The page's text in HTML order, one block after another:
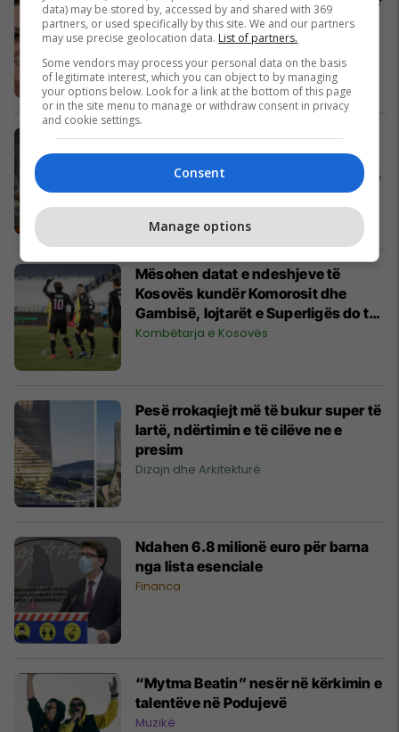
botë
Në Trend
Përveç mungesës së varrezave,
kryeqytetit të Indisë po i mbaron
edhe hapësira për djegien e trupave
Azia
Mësohen datat e ndeshjeve të
Kosovës kundër Komorosit dhe
Gambisë, lojtarët e Superligës do të
luajnë në këto përballje
Kombëtarja e Kosovës
Pesë rrokaqiejt më të bukur super të
lartë, ndërtimin e të cilëve ne e
presim
Dizajn dhe Arkitekturë
Ndahen 6.8 milionë euro për barna
nga lista esenciale
Financa
“Mytma Beatin” nesër në kërkimin e
talentëve në Podujevë
Muzikë
data) may be stored by, accessed by and shared with 369
partners, or used specifically by this site. We and our partners
may use precise geolocation data. List of partners.
Some vendors may process your personal data on the basis
of legitimate interest, which you can object to by managing
your options below. Look for a link at the bottom of this page
or in the site menu to manage or withdraw consent in privacy
and cookie settings.
Consent
Manage options